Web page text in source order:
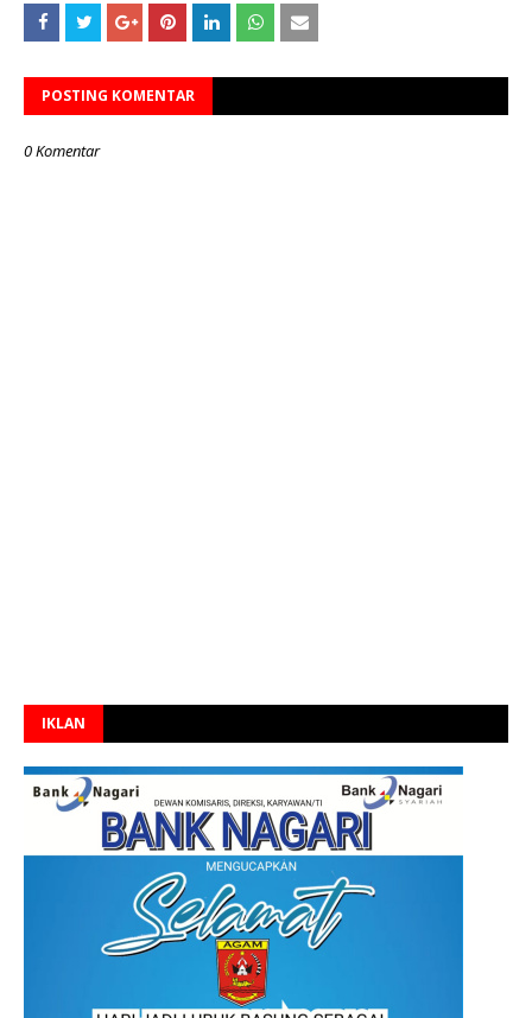
POSTING KOMENTAR
0 Komentar
IKLAN